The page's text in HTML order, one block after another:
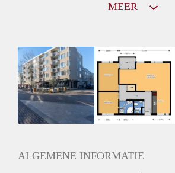
Huurtoeslag
Niet mogelijk
Inkomen eis
2,9 X Maandhuur Bruto
Huurtermijn
Onbepaalde termijn
MEER
ALGEMENE INFORMATIE